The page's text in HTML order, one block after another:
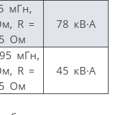
мГн,
R =
Ом
78 кВ·А
мГн,
R =
Ом
45 кВ·А